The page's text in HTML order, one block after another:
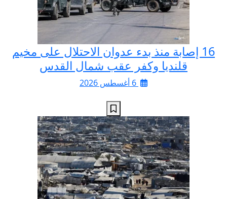
16 إصابة منذ بدء عدوان الاحتلال على مخيم
قلنديا وكفر عقب شمال القدس